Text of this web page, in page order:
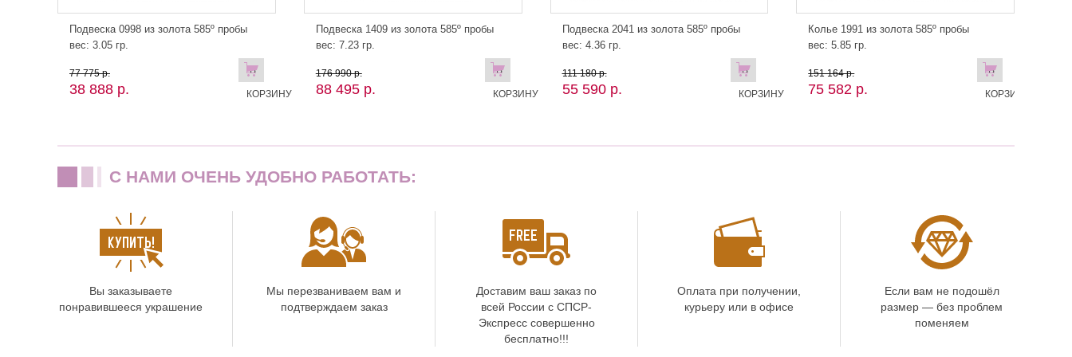
Подвеска 0998 из золота 585º пробы
вес: 3.05 гр.
77 775 р.
38 888 р.
В
КОРЗИНУ
Подвеска 1409 из золота 585º пробы
вес: 7.23 гр.
176 990 р.
88 495 р.
В
КОРЗИНУ
Подвеска 2041 из золота 585º пробы
вес: 4.36 гр.
111 180 р.
55 590 р.
В
КОРЗИНУ
Колье 1991 из золота 585º пробы
вес: 5.85 гр.
151 164 р.
75 582 р.
В
КОРЗИНУ!
C НАМИ ОЧЕНЬ УДОБНО РАБОТАТЬ:
Вы заказываете
понравившееся украшение
Мы перезваниваем вам и
подтверждаем заказ
Доставим ваш заказ по
всей России с СПСР-
Экспресс совершенно
бесплатно!!!
Оплата при получении,
курьеру или в офисе
Если вам не подошёл
размер — без проблем
поменяем